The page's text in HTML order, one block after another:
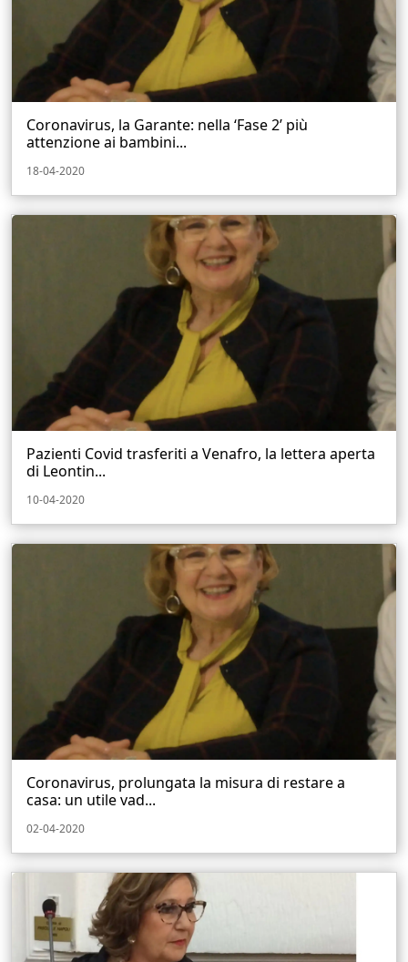
Coronavirus, la Garante: nella ‘Fase 2’ più
attenzione ai bambini...
18-04-2020
Pazienti Covid trasferiti a Venafro, la lettera aperta
di Leontin...
10-04-2020
Coronavirus, prolungata la misura di restare a
casa: un utile vad...
02-04-2020